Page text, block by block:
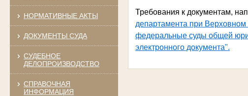
НОРМАТИВНЫЕ АКТЫ
ДОКУМЕНТЫ СУДА
СУДЕБНОЕ
ДЕЛОПРОИЗВОДСТВО
СПРАВОЧНАЯ
ИНФОРМАЦИЯ
Требования к документам,
департамента при
федеральные суды общей
электронного документа".